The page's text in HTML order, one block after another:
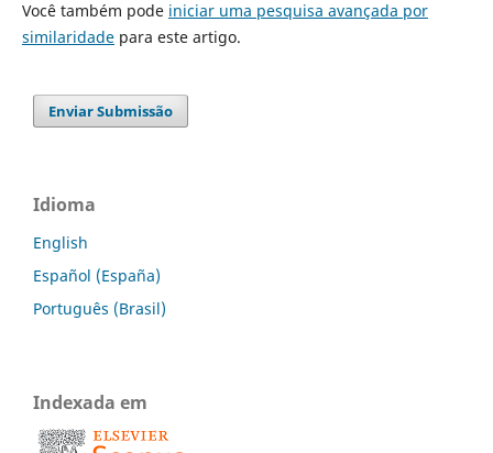
Você também pode iniciar uma pesquisa avançada por
similaridadepara este artigo.
Enviar Submissão
Idioma
English
Español (España)
Português (Brasil)
Indexada em